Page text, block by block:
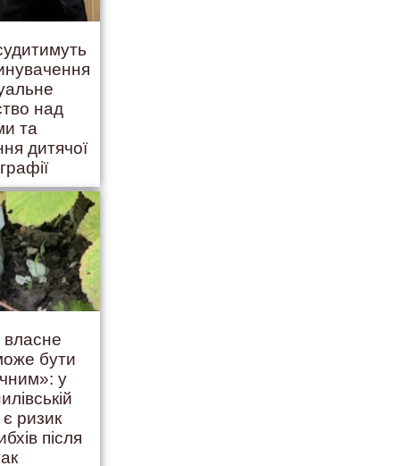
над
та
дитячої
власне
бути
у
є ризик
після